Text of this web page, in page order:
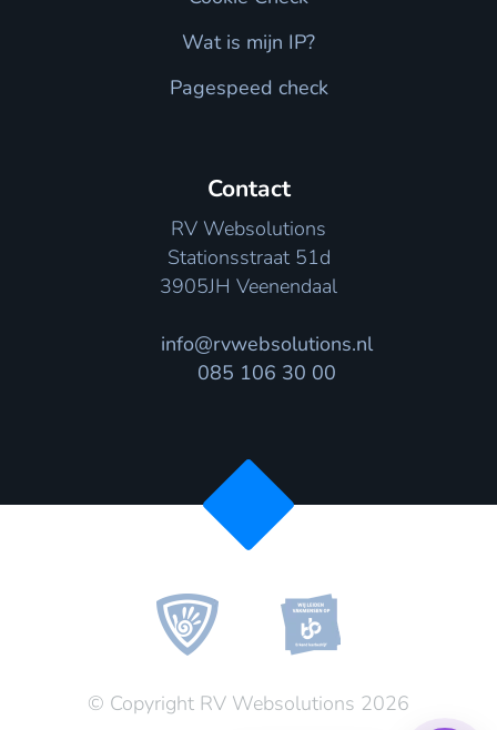
Wat is mijn IP?
Pagespeed check
Contact
RV Websolutions
Stationsstraat 51d
3905JH Veenendaal
info@rvwebsolutions.nl
085 106 30 00
© Copyright RV Websolutions 2026